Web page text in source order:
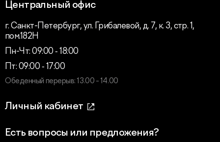
Центральный офис
г. Санкт-Петербург, ул. Грибалевой, д. 7, к. 3, стр. 1,
пом.182Н
Пн-Чт: 09:00 ‑ 18:00
Пт: 09:00 ‑ 17:00
Обеденный перерыв: 13.00 - 14.00
Личный кабинет
Есть вопросы или предложения?